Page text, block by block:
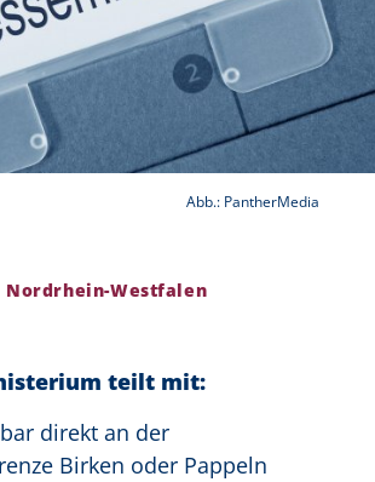
Abb.: PantherMedia
Nordrhein-Westfalen
teilt mit:
direkt an der
Birken oder Pappeln